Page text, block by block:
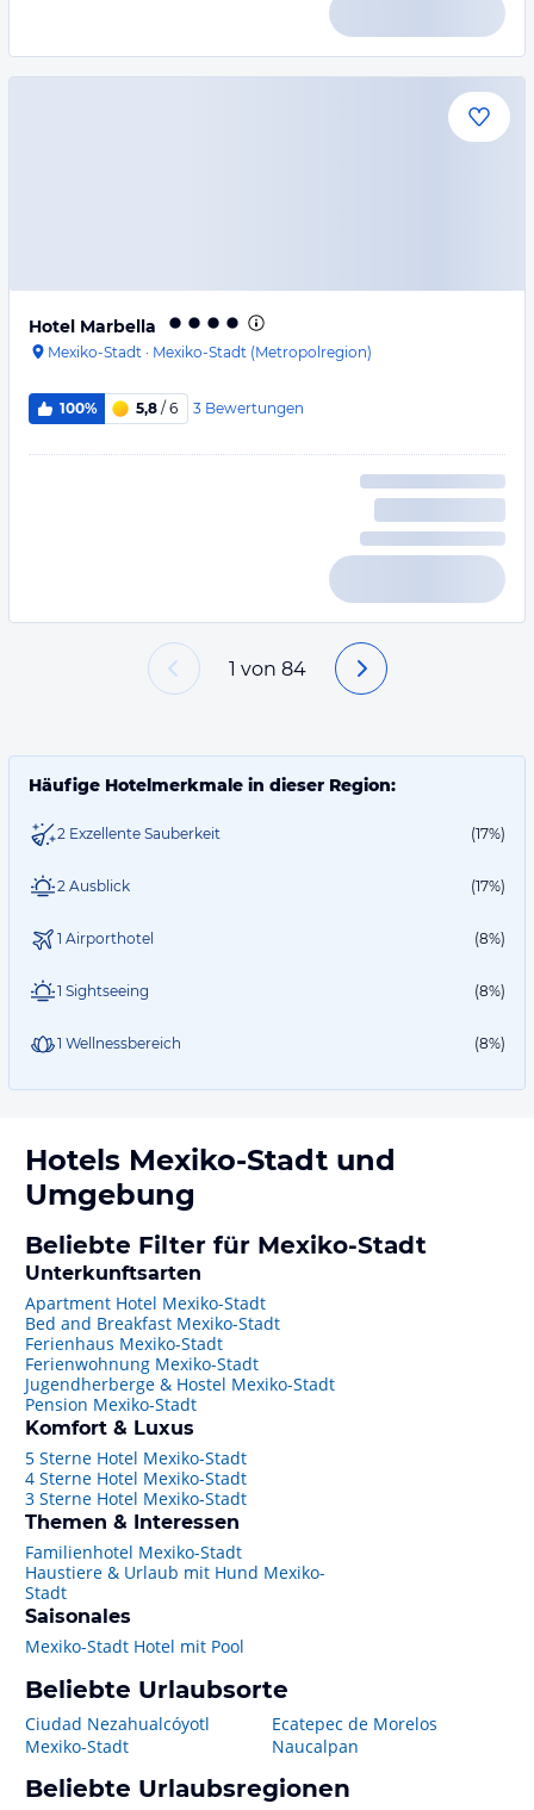
Hotel Marbella
Mexiko-Stadt · Mexiko-Stadt (Metropolregion)
100% 5,8 / 6 3 Bewertungen
1 von 84
Häufige Hotelmerkmale in dieser Region:
2 Exzellente Sauberkeit (17%)
2 Ausblick (17%)
1 Airporthotel (8%)
1 Sightseeing (8%)
1 Wellnessbereich (8%)
Hotels Mexiko-Stadt und
Umgebung
Beliebte Filter für Mexiko-Stadt
Unterkunftsarten
Apartment Hotel Mexiko-Stadt
Bed and Breakfast Mexiko-Stadt
Ferienhaus Mexiko-Stadt
Ferienwohnung Mexiko-Stadt
Jugendherberge & Hostel Mexiko-Stadt
Pension Mexiko-Stadt
Komfort & Luxus
5 Sterne Hotel Mexiko-Stadt
4 Sterne Hotel Mexiko-Stadt
3 Sterne Hotel Mexiko-Stadt
Themen & Interessen
Familienhotel Mexiko-Stadt
Haustiere & Urlaub mit Hund Mexiko-
Stadt
Saisonales
Mexiko-Stadt Hotel mit Pool
Beliebte Urlaubsorte
Ciudad Nezahualcóyotl
Mexiko-Stadt
Ecatepec de Morelos
Naucalpan
Beliebte Urlaubsregionen